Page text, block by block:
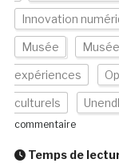
Innovation
Musée
expériences
culturels
commentaire
Temps de